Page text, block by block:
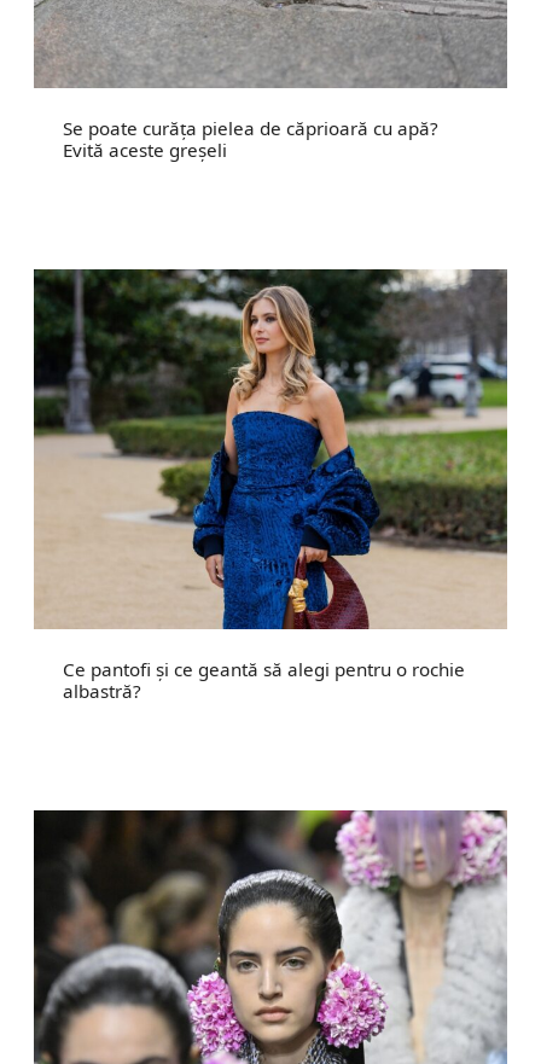
Se poate curăța pielea de căprioară cu apă?
Evită aceste greșeli
Ce pantofi și ce geantă să alegi pentru o rochie
albastră?